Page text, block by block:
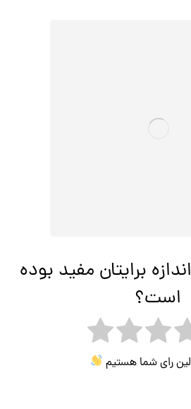
برایتان مفید بوده
است؟
رای شما هستیم